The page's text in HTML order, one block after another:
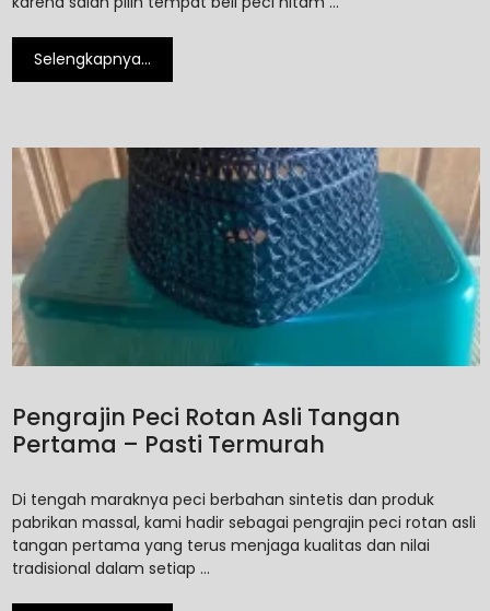
Selengkapnya…
Pengrajin Peci Rotan Asli Tangan
Pertama – Pasti Termurah
Di tengah maraknya peci berbahan sintetis dan produk
pabrikan massal, kami hadir sebagai pengrajin peci rotan asli
tangan pertama yang terus menjaga kualitas dan nilai
tradisional dalam setiap …